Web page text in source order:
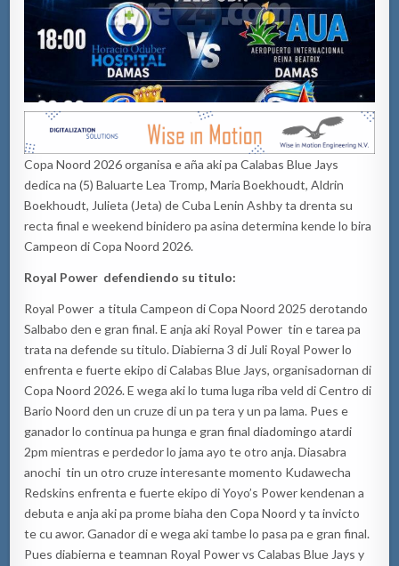
Copa Noord 2026 organisa e aña aki pa Calabas Blue Jays
dedica na (5) Baluarte Lea Tromp, Maria Boekhoudt, Aldrin
Boekhoudt, Julieta (Jeta) de Cuba Lenin Ashby ta drenta su
recta final e weekend binidero pa asina determina kende lo bira
Campeon di Copa Noord 2026.
Royal Power defendiendo su titulo:
Royal Power a titula Campeon di Copa Noord 2025 derotando
Salbabo den e gran final. E anja aki Royal Power tin e tarea pa
trata na defende su titulo. Diabierna 3 di Juli Royal Power lo
enfrenta e fuerte ekipo di Calabas Blue Jays, organisadornan di
Copa Noord 2026. E wega aki lo tuma luga riba veld di Centro di
Bario Noord den un cruze di un pa tera y un pa lama. Pues e
ganador lo continua pa hunga e gran final diadomingo atardi
2pm mientras e perdedor lo jama ayo te otro anja. Diasabra
anochi tin un otro cruze interesante momento Kudawecha
Redskins enfrenta e fuerte ekipo di Yoyo’s Power kendenan a
debuta e anja aki pa prome biaha den Copa Noord y ta invicto
te cu awor. Ganador di e wega aki tambe lo pasa pa e gran final.
Pues diabierna e teamnan Royal Power vs Calabas Blue Jays y